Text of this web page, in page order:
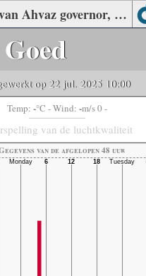
De luchtkwaliteit van Ahvaz governor, Ahvaz, Khouzestan
Goed
op 22 jul. 2025 10:00
Temp: -°C - Wind: -m/s 0 -
van de luchtkwaliteit
van de afgelopen 48 uur